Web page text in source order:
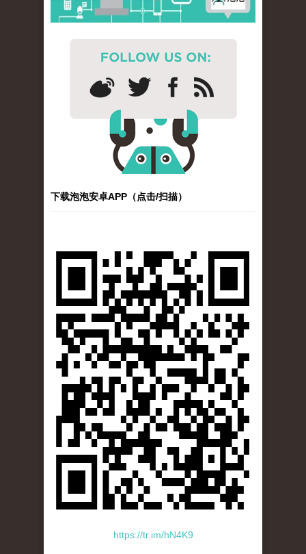
下载泡泡安卓APP（点击/扫描）
https://tr.im/hN4K9